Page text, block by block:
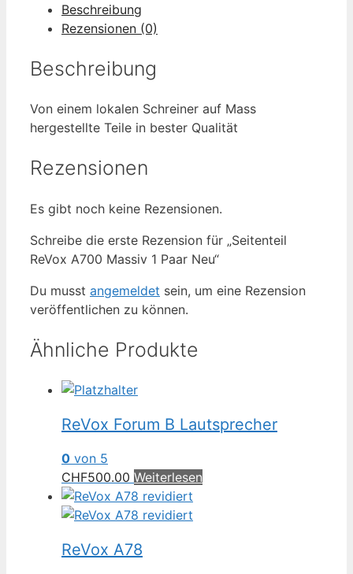
Neu
Menge
Beschreibung
Rezensionen (0)
Beschreibung
Von einem lokalen Schreiner auf Mass
hergestellte Teile in bester Qualität
Rezensionen
Es gibt noch keine Rezensionen.
Schreibe die erste Rezension für „Seitenteil
ReVox A700 Massiv 1 Paar Neu“
Du musst angemeldet sein, um eine Rezension
veröffentlichen zu können.
Ähnliche Produkte
ReVox Forum B Lautsprecher
0 von 5
CHF500.00 Weiterlesen
ReVox A78